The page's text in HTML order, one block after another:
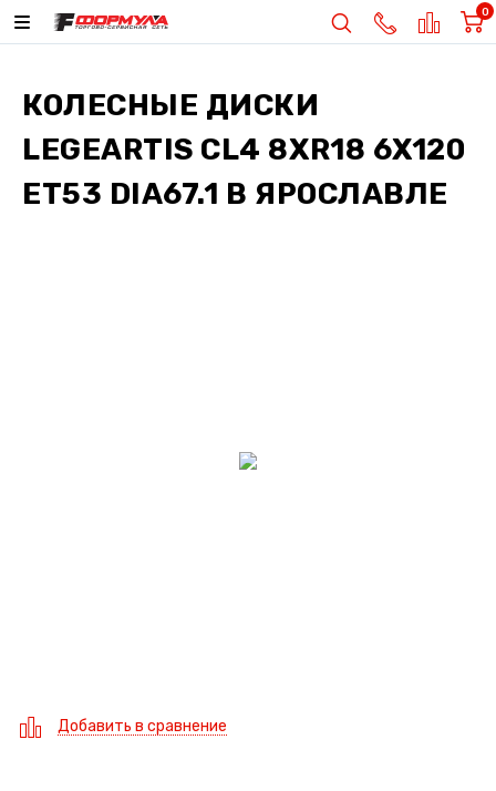
0
КОЛЕСНЫЕ ДИСКИ
LEGEARTIS CL4 8XR18 6X120
ET53 DIA67.1 В ЯРОСЛАВЛЕ
Добавить в сравнение